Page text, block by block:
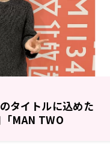
タイトルに込めた
MAN TWO